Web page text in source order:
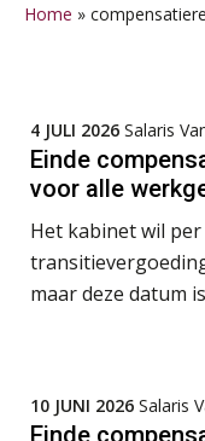
Home »
4 JULI 2026 Salaris
Einde
voor alle
Het kabinet wil
maar deze datum
10 JUNI 2026 Salaris
Einde